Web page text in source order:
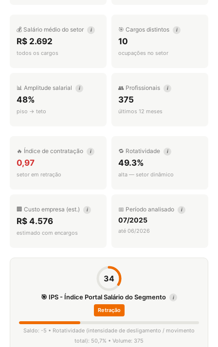
💰 Salário médio do setor i
R$ 2.692
todos os cargos
🎯 Cargos distintos i
10
ocupações no setor
📊 Amplitude salarial i
48%
piso → teto
👥 Profissionais i
375
últimos 12 meses
🔥 Índice de contratação i
0,97
setor em retração
🔁 Rotatividade i
49.3%
alta — setor dinâmico
🏢 Custo empresa (est.) i
R$ 4.576
estimado com encargos
📅 Período analisado i
07/2025
até 06/2026
34
🎯 IPS - Índice Portal Salário do Segmento i
Retração
Saldo: -5 • Rotatividade (intensidade de desligamento / movimento
total): 50,7% • Volume: 375